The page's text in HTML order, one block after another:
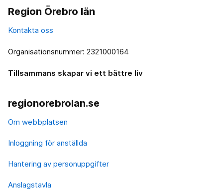
Region Örebro län
Kontakta oss
Organisationsnummer: 2321000164
Tillsammans skapar vi ett bättre liv
regionorebrolan.se
Om webbplatsen
Inloggning för anställda
Hantering av personuppgifter
Anslagstavla